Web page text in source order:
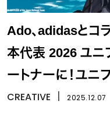
Ado、adidasとコ
本代表 2026 ユニ
ートナーに！ユニ
定
CREATIVE 2025.12.07